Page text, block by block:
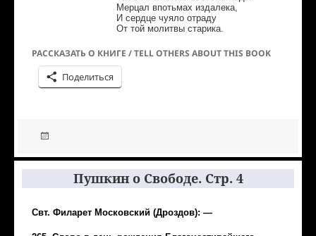
Мерцал впотьмах издалека,
И сердце чуяло отраду
От той молитвы старика.
РАССКАЗАТЬ О КНИГЕ / TELL OTHERS ABOUT THIS BOOK
Поделиться
Пушкин о Свободе. Стр. 4
Свт. Филарет Московский (Дроздов): —